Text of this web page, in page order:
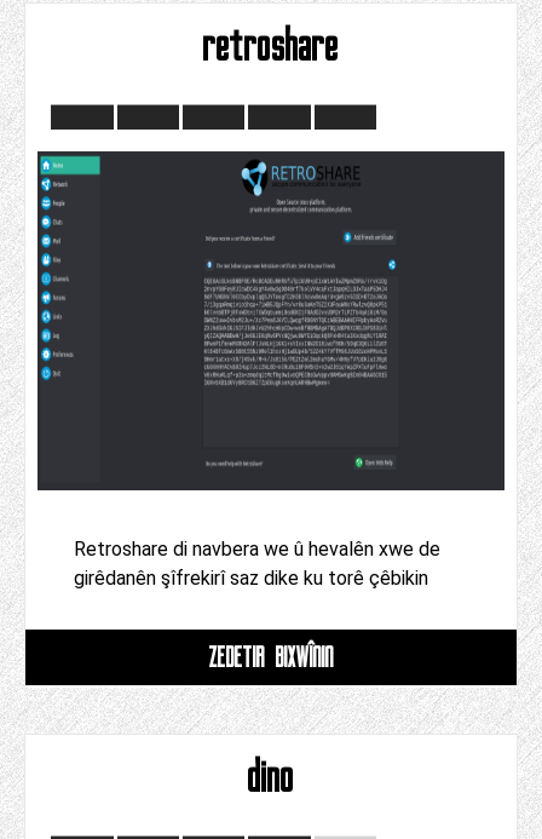
retroshare
Retroshare di navbera we û hevalên xwe de
girêdanên şîfrekirî saz dike ku torê çêbikin
ZÊDETIR BIXWÎNIN
dino